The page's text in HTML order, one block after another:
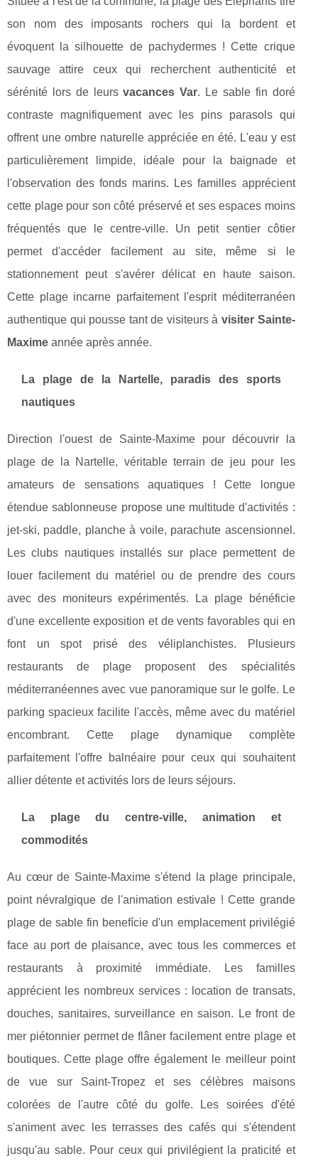
son nom des imposants rochers qui la bordent et
évoquent la silhouette de pachydermes ! Cette crique
sauvage attire ceux qui recherchent authenticité et
sérénité lors de leursvacances Var. Le sable fin doré
contraste magnifiquement avec les pins parasols qui
offrent une ombre naturelle appréciée en été. L'eau y est
particulièrement limpide, idéale pour la baignade et
l'observation des fonds marins. Les familles apprécient
cette plage pour son côté préservé et ses espaces moins
fréquentés que le centre-ville. Un petit sentier côtier
permet d'accéder facilement au site, même si le
stationnement peut s'avérer délicat en haute saison.
Cette plage incarne parfaitement l'esprit méditerranéen
authentique qui pousse tant de visiteurs àvisiter Sainte-
Maxime année après année.
La plage de la Nartelle, paradis des sports
nautiques
Direction l'ouest de Sainte-Maxime pour découvrir la
plage de la Nartelle, véritable terrain de jeu pour les
amateurs de sensations aquatiques ! Cette longue
étendue sablonneuse propose une multitude d'activités :
jet-ski, paddle, planche à voile, parachute ascensionnel.
Les clubs nautiques installés sur place permettent de
louer facilement du matériel ou de prendre des cours
avec des moniteurs expérimentés. La plage bénéficie
d'une excellente exposition et de vents favorables qui en
font un spot prisé des véliplanchistes. Plusieurs
restaurants de plage proposent des spécialités
méditerranéennes avec vue panoramique sur le golfe. Le
parking spacieux facilite l'accès, même avec du matériel
encombrant. Cette plage dynamique complète
parfaitement l'offre balnéaire pour ceux qui souhaitent
allier détente et activités lors de leurs séjours.
La plage du centre-ville, animation et
commodités
Au cœur de Sainte-Maxime s'étend la plage principale,
point névralgique de l'animation estivale ! Cette grande
plage de sable fin benefície d'un emplacement privilégié
face au port de plaisance, avec tous les commerces et
restaurants à proximité immédiate. Les familles
apprécient les nombreux services : location de transats,
douches, sanitaires, surveillance en saison. Le front de
mer piétonnier permet de flâner facilement entre plage et
boutiques. Cette plage offre également le meilleur point
de vue sur Saint-Tropez et ses célèbres maisons
colorées de l'autre côté du golfe. Les soirées d'été
s'animent avec les terrasses des cafés qui s'étendent
jusqu'au sable. Pour ceux qui privilégient la praticité et